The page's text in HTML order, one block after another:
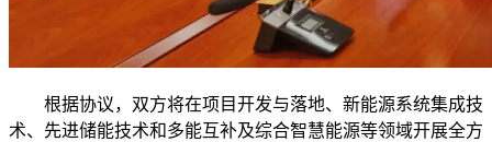
根据协议，双方将在项目开发与落地、新能源系统集成技
术、先进储能技术和多能互补及综合智慧能源等领域开展全方